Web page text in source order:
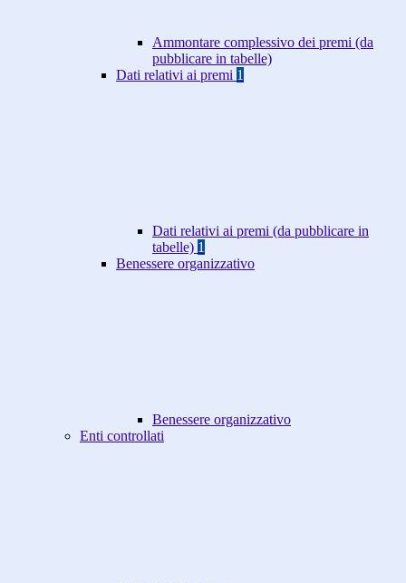
Ammontare complessivo dei premi (da
pubblicare in tabelle)
Dati relativi ai premi 1
Dati relativi ai premi (da pubblicare in
tabelle) 1
Benessere organizzativo
Benessere organizzativo
Enti controllati